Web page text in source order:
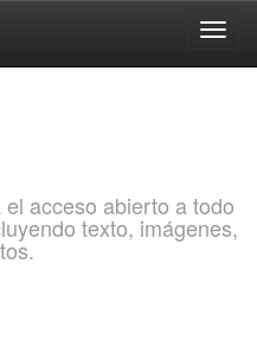
acceso abierto a todo
texto, imágenes,